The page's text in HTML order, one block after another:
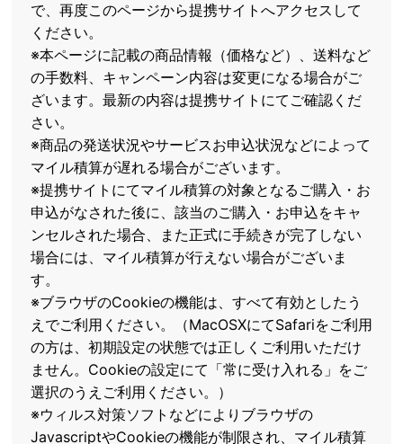
で、再度このページから提携サイトへアクセスして
ください。
※本ページに記載の商品情報（価格など）、送料など
の手数料、キャンペーン内容は変更になる場合がご
ざいます。最新の内容は提携サイトにてご確認くだ
さい。
※商品の発送状況やサービスお申込状況などによって
マイル積算が遅れる場合がございます。
※提携サイトにてマイル積算の対象となるご購入・お
申込がなされた後に、該当のご購入・お申込をキャ
ンセルされた場合、また正式に手続きが完了しない
場合には、マイル積算が行えない場合がございま
す。
※ブラウザのCookieの機能は、すべて有効としたう
えでご利用ください。（MacOSXにてSafariをご利用
の方は、初期設定の状態では正しくご利用いただけ
ません。Cookieの設定にて「常に受け入れる」をご
選択のうえご利用ください。）
※ウィルス対策ソフトなどによりブラウザの
JavascriptやCookieの機能が制限され、マイル積算